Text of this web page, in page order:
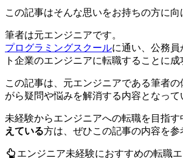
この記事はそんな思いをお持ちの方に向
筆者は元エンジニアです。
プログラミングスクールに通い、公務員
ト企業のエンジニアに転職することに成
この記事は、元エンジニアである筆者
がら疑問や悩みを解消する内容となって
未経験からエンジニアへの転職を目指す
えている方は、ぜひこの記事の内容を参
エンジニア未経験におすすめの転職エ